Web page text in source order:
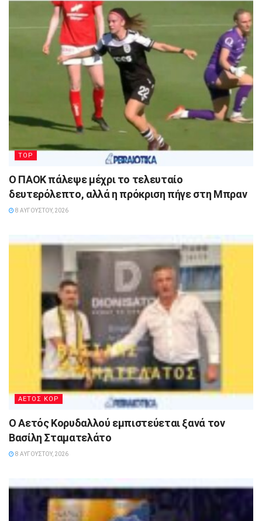
TOP
Ο ΠΑΟΚ πάλεψε μέχρι το τελευταίο
δευτερόλεπτο, αλλά η πρόκριση πήγε στη Μπραν
8 ΑΥΓΟΎΣΤΟΥ, 2026
ΑΕΤΟΣ ΚΟΡ
Ο Αετός Κορυδαλλού εμπιστεύεται ξανά τον
Βασίλη Σταματελάτο
8 ΑΥΓΟΎΣΤΟΥ, 2026